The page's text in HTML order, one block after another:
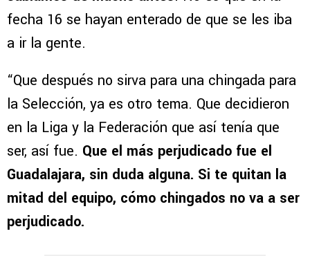
fecha 16 se hayan enterado de que se les iba
a ir la gente.
“Que después no sirva para una chingada para
la Selección, ya es otro tema. Que decidieron
en la Liga y la Federación que así tenía que
ser, así fue. Que el más perjudicado fue el
Guadalajara, sin duda alguna. Si te quitan la
mitad del equipo, cómo chingados no va a ser
perjudicado.